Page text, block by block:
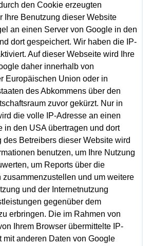
den Cookie erzeugten
Ihre Benutzung dieser Website
an einen Server von Google in den
dort gespeichert. Wir haben die IP-
Auf dieser Webseite wird Ihre
daher innerhalb von
Europäischen Union oder in
des Abkommens über den
zuvor gekürzt. Nur in
die volle IP-Adresse an einen
in den USA übertragen und dort
des Betreibers dieser Website wird
benutzen, um Ihre Nutzung
um Reports über die
zusammenzustellen und um weitere
und der Internetnutzung
gegenüber dem
erbringen. Die im Rahmen von
Ihrem Browser übermittelte IP-
mit anderen Daten von Google